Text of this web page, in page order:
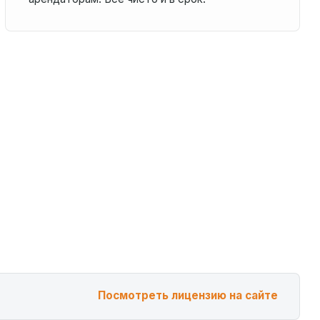
Посмотреть лицензию на сайте